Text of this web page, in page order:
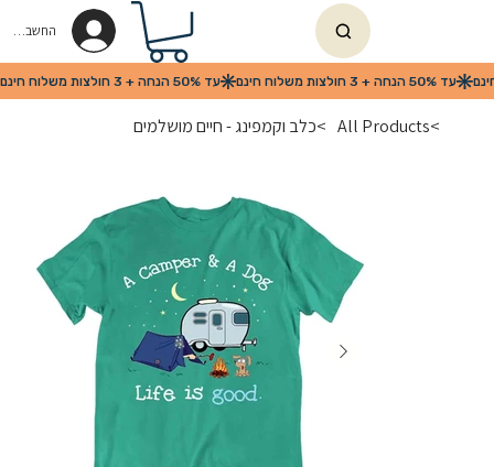
החשבון שלי
>
All Products
>כלב וקמפינג - חיים מושלמים